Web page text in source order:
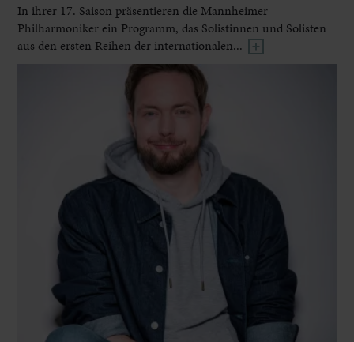
In ihrer 17. Saison präsentieren die Mannheimer
Philharmoniker ein Programm, das Solistinnen und Solisten
aus den ersten Reihen der internationalen...